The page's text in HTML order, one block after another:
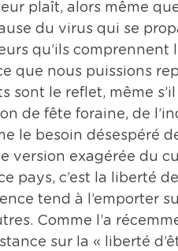
plaît, alors même
du virus qui se
qu’ils comprennent
que nous puissions
sont le reflet, même
de fête foraine, de
le besoin désespéré
version exagérée du
pays, c’est la liberté
tend à l’emporter
Comme l’a
sur la « liberté